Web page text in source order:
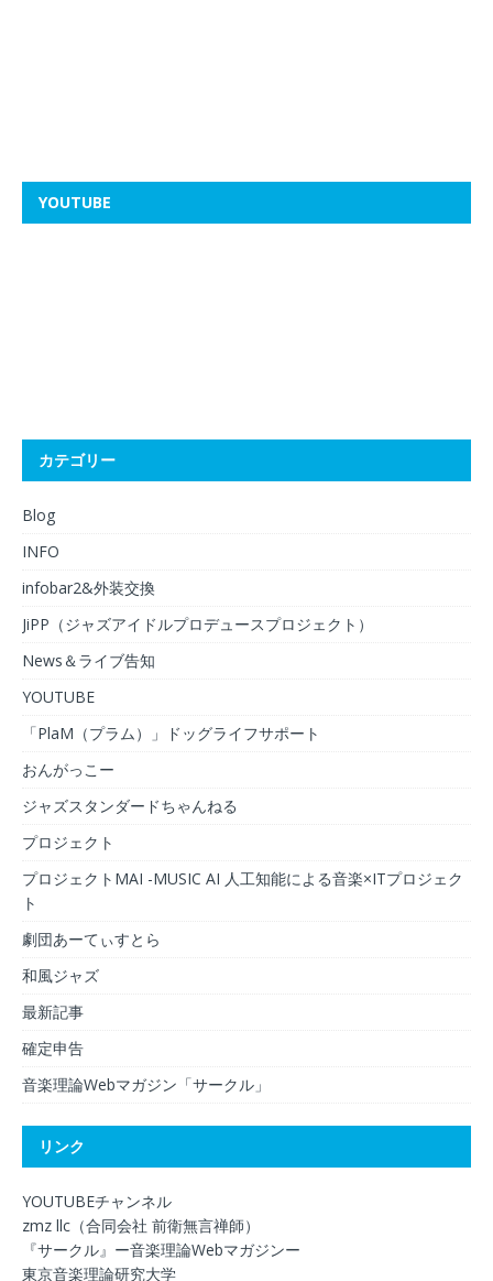
YOUTUBE
カテゴリー
Blog
INFO
infobar2&外装交換
JiPP（ジャズアイドルプロデュースプロジェクト）
News＆ライブ告知
YOUTUBE
「PlaM（プラム）」ドッグライフサポート
おんがっこー
ジャズスタンダードちゃんねる
プロジェクト
プロジェクトMAI -MUSIC AI 人工知能による音楽×ITプロジェク
ト
劇団あーてぃすとら
和風ジャズ
最新記事
確定申告
音楽理論Webマガジン「サークル」
リンク
YOUTUBEチャンネル
zmz llc（合同会社 前衛無言禅師）
『サークル』ー音楽理論Webマガジンー
東京音楽理論研究大学